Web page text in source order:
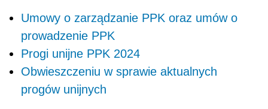
Umowy o zarządzanie PPK oraz umów o
prowadzenie PPK
Progi unijne PPK 2024
Obwieszczeniu w sprawie aktualnych
progów unijnych